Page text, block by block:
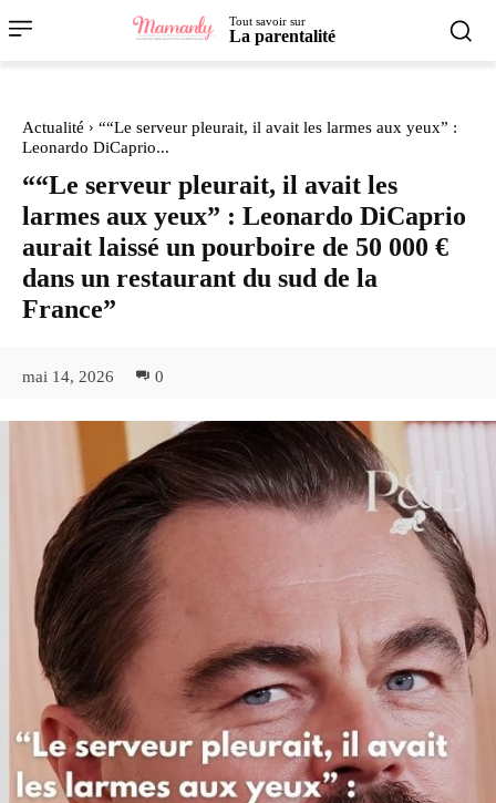
Tout savoir sur
La parentalité
Actualité
““Le serveur pleurait, il avait les larmes aux yeux” :
Leonardo DiCaprio...
““Le serveur pleurait, il avait les
larmes aux yeux” : Leonardo DiCaprio
aurait laissé un pourboire de 50 000 €
dans un restaurant du sud de la
France”
mai 14, 2026 0